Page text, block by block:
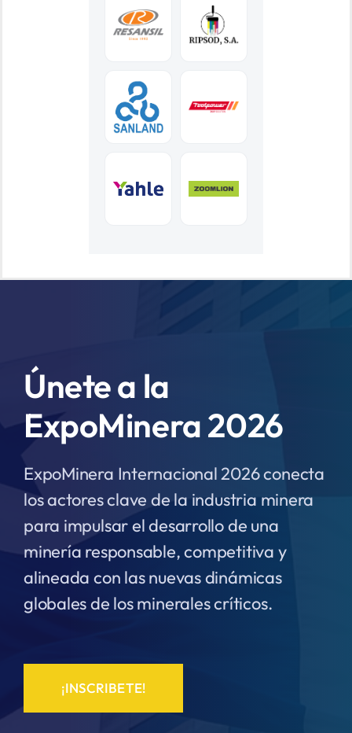
Únete a la
ExpoMinera 2026
ExpoMinera Internacional 2026 conecta
los actores clave de la industria minera
para impulsar el desarrollo de una
minería responsable, competitiva y
alineada con las nuevas dinámicas
globales de los minerales críticos.
¡INSCRIBETE!